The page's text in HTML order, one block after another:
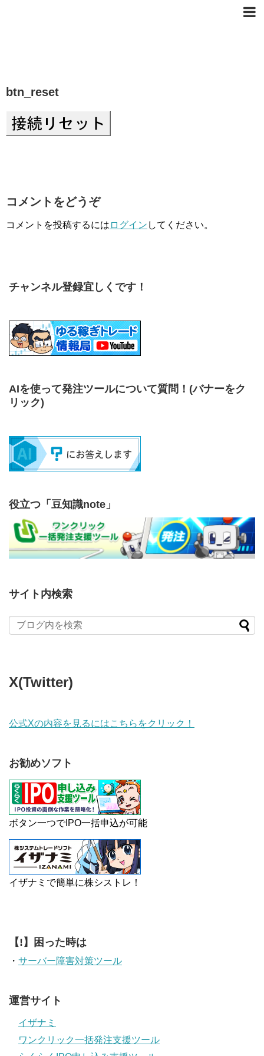
btn_reset
コメントをどうぞ
コメントを投稿するには ログイン してください。
チャンネル登録宜しくです！
AIを使って発注ツールについて質問！ (バナーをク
リック)
役立つ「豆知識note」
サイト内検索
X(Twitter)
公式Xの内容を見るにはこちらをクリック！
お勧めソフト
ボタン一つでIPO一括申込が可能
イザナミで簡単に株シストレ！
【!】困った時は
・ サーバー障害対策ツール
運営サイト
イザナミ
ワンクリック一括発注支援ツール